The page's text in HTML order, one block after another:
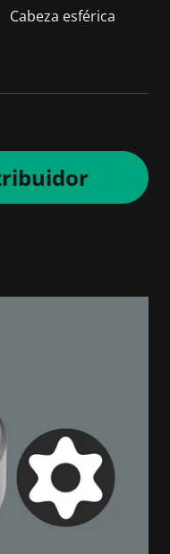
Cabeza esférica